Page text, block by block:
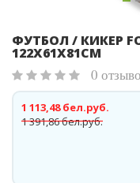
ФУТБОЛ / КИКЕР
122Х61Х81СМ
0
1 391,86 бел.руб.
1 113,48 бел.руб.